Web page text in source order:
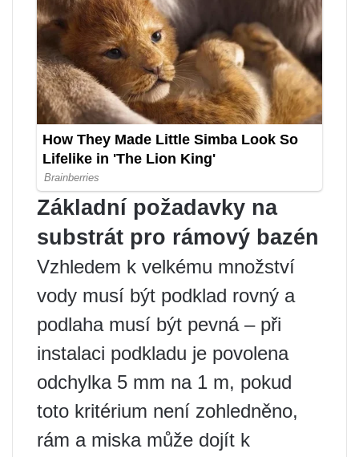
Základní požadavky na
substrát pro rámový bazén
Vzhledem k velkému množství
vody musí být podklad rovný a
podlaha musí být pevná – při
instalaci podkladu je povolena
odchylka 5 mm na 1 m, pokud
toto kritérium není zohledněno,
rám a miska může dojít k